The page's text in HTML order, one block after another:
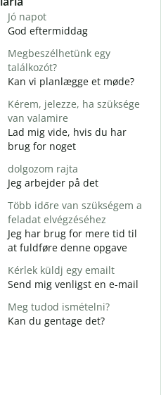
Jó napot
God eftermiddag
Megbeszélhetünk egy
találkozót?
Kan vi planlægge et møde?
Kérem, jelezze, ha szüksége
van valamire
Lad mig vide, hvis du har
brug for noget
dolgozom rajta
Jeg arbejder på det
Több időre van szükségem a
feladat elvégzéséhez
Jeg har brug for mere tid til
at fuldføre denne opgave
Kérlek küldj egy emailt
Send mig venligst en e-mail
Meg tudod ismételni?
Kan du gentage det?